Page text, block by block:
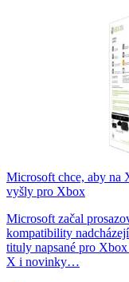
Microsoft chce, aby na
vyšly pro Xbox
Microsoft začal
kompatibility
tituly napsané pro
X i novinky…